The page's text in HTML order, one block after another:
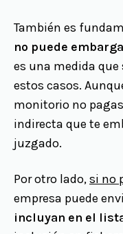
También es
no puede
es una medida
estos casos.
monitorio no
indirecta que te
juzgado.
Por otro lado,si no
empresa puede
incluyan en el